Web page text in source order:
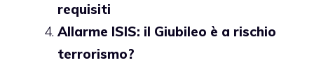
requisiti
Allarme ISIS: il Giubileo è a rischio
terrorismo?